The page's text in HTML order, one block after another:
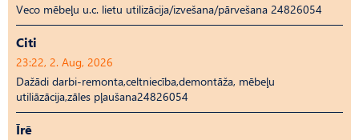
Veco mēbeļu u.c. lietu utilizācija/izvešana/pārvešana 24826054
Citi
23:22, 2. Aug, 2026
Dažādi darbi-remonta,celtniecība,demontāža, mēbeļu
utiliāzācija,zāles pļaušana24826054
Īrē